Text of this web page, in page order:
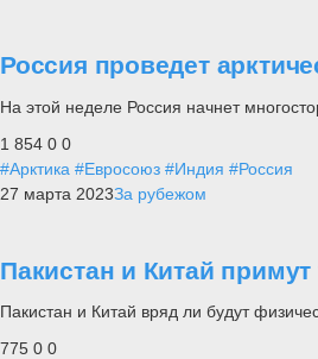
Россия проведет
На этой неделе Россия начнет
1 854 0 0
#Арктика #Евросоюз #Индия #Россия
27 марта 2023За рубежом
Пакистан и Китай
Пакистан и Китай вряд ли будут
775 0 0